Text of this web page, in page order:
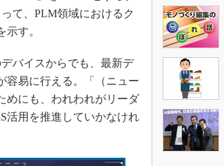
て、PLM領域におけるク
す。
バイスからでも、最新デ
容易に行える。「（ニュー
めにも、われわれがリーダ
活用を推進していかなけれ